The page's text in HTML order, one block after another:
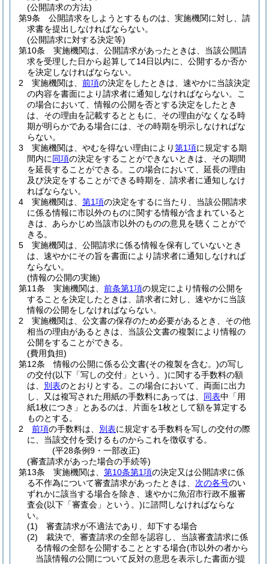
(公開請求の方法)
第9条
公開請求をしようとするものは、実施機関に対し、請
求書を提出しなければならない。
(公開請求に対する決定等)
第10条
実施機関は、公開請求があったときは、当該公開請
求を受理した日から起算して14日以内に、公開するか否か
を決定しなければならない。
2
実施機関は、 前項の決定をしたときは、速やかに当該決定
の内容を書面により請求者に通知しなければならない。
こ
の場合において、情報の公開を否とする決定をしたとき
は、その理由を記載するとともに、その理由がなくなる時
期が明らかである場合には、その時期を明示しなければな
らない。
3
実施機関は、やむを得ない理由により第1項に規定する期
間内に同項の決定をすることができないときは、その期間
を延長することができる。
この場合において、延長の理由
及び決定をすることができる時期を、請求者に通知しなけ
ればならない。
4
実施機関は、 第1項の決定をするに当たり、当該公開請求
に係る情報に市以外のものに関する情報が含まれていると
きは、あらかじめ当該市以外のものの意見を聴くことがで
きる。
5
実施機関は、公開請求に係る情報を保有していないとき
は、速やかにその旨を書面により請求者に通知しなければ
ならない。
(情報の公開の実施)
第11条
実施機関は、 前条第1項の規定により情報の公開を
することを決定したときは、請求者に対し、速やかに当該
情報の公開をしなければならない。
2
実施機関は、公文書の保存のため必要があるとき、その他
相当の理由があるときは、当該公文書の複製により情報の
公開をすることができる。
(費用負担)
第12条
情報の公開に係る公文書(その複製を含む。)の写し
の交付(以下「写しの交付」という。)に関する手数料の額
は、 別表のとおりとする。
この場合において、両面に出力
し、又は複写された用紙の手数料にあっては、 同表中「用
紙1枚につき」とあるのは、片面を1枚として額を算定する
ものとする。
2
前項の手数料は、 別表に規定する手数料を写しの交付の際
に、当該交付を受けるものからこれを徴収する。
(平28条例9・一部改正)
(審査請求があった場合の手続等)
第13条
実施機関は、 第10条第1項の決定又は公開請求に係
る不作為について審査請求があったときは、 次の各号のい
ずれかに該当する場合を除き、速やかに魚沼市行政不服審
査会(以下「審査会」という。)に諮問しなければならな
い。
(1)
審査請求が不適法であり、却下する場合
(2)
裁決で、審査請求の全部を認容し、当該審査請求に係
る情報の全部を公開することとする場合(市以外の者から
当該情報の公開について反対の意思を表示した書面が提